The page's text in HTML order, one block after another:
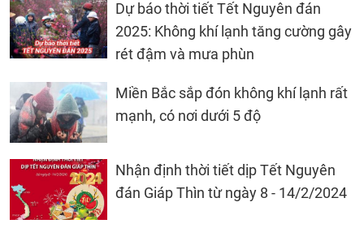
Dự báo thời tiết Tết Nguyên đán
2025: Không khí lạnh tăng cường gây
rét đậm và mưa phùn
Miền Bắc sắp đón không khí lạnh rất
mạnh, có nơi dưới 5 độ
Nhận định thời tiết dịp Tết Nguyên
đán Giáp Thìn từ ngày 8 - 14/2/2024